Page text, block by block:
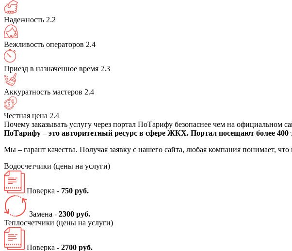
Надежность 2.2
Вежливость операторов 2.4
Приезд в назначенное время 2.3
Аккуратность мастеров 2.4
Честная цена 2.4
Почему заказывать услугу через портал ПоТарифу безопаснее чем на официальном
ПоТарифу – это авторитетный ресурс в сфере ЖКХ. Портал посещают более 400
Мы – гарант качества. Получая заявку с нашего сайта, любая компания понимает,
Водосчетчики (цены на услуги)
Поверка - 750 руб.
Замена - 2300 руб.
Теплосчетчики (цены на услуги)
Поверка - 2700 руб.